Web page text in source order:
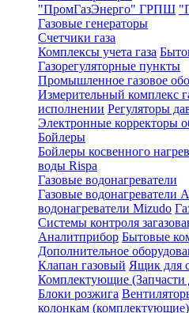
"ПромГазЭнерго" ГРПШ
Газовые генераторы
Счетчики газа
Комплексы учета газа
Газорегуляторные пункты
Промышленное газовое
Измерительный комплекс
исполнении Регуляторы
Электронные корректоры
Бойлеры
Бойлеры косвенного
воды Rispa
Газовые водонагреватели
Газовые водонагреватели
водонагреватели Mizudo
Системы контроля
Аналитприбор Бытовые
Дополнительное
Клапан газовый Ящик для
Комплектующие (Запчасти
Блоки розжига
колонкам (комплектующие)